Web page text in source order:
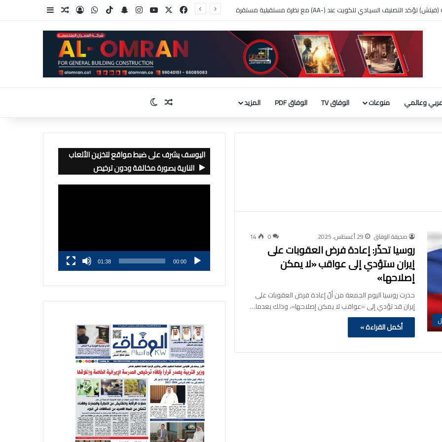
قاعة الاحتفالات بالبيت الأبيض فيسبوك ‫YouTubeانستقرامسناب تشات
‫TikTok واتسابتسجيل الدخولمقال عشوائي
عربي وعالمي منوعات الوفاق TV الوفاق PDF المزيد مقال عشوائي
صحيفة الوفاق 29 أغسطس، 2025 0
14
روسيا تحذّر: إعادة فرض العقوبات على
إيران ستؤدي إلى عواقب «لا يمكن
إصلاحها»
حذرت روسيا اليوم الجمعة من أنّ إعادة فرض العقوبات على
إيران قد تؤدي إلى «عواقب لا يمكن إصلاحها»، وذلك بعدما…
أكمل القراءة »
اليوسف يشرف على ضبط مواقع لتخزين الألعاب
النارية بصورة مخالفة ودون ترخيص
00:00
01:38